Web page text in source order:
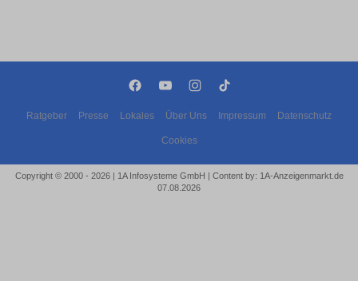
Ratgeber Presse Lokales Über Uns Impressum Datenschutz
Cookies
Copyright © 2000 - 2026 | 1A Infosysteme GmbH | Content by: 1A-Anzeigenmarkt.de
07.08.2026